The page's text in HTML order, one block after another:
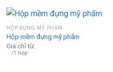
HỘP ĐỰNG MỸ PHẨM
Hộp mềm đựng mỹ phẩm
Giá chỉ từ:
/1 hộp